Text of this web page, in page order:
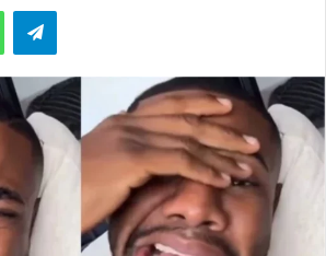
WhatsAppTelegram